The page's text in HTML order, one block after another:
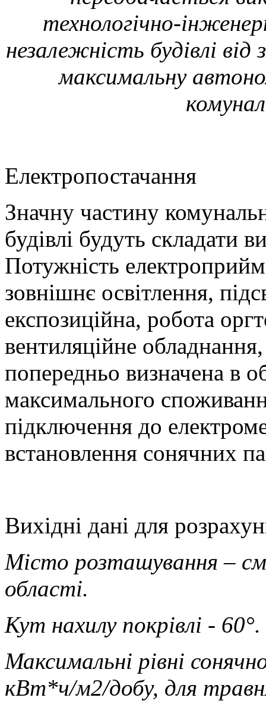
технологічно-
незалежність будівлі від
максимальну
Електропостачання
Значну частину
будівлі будуть складати
Потужність
зовнішнє освітлення,
експозиційна, робота
вентиляційне
попередньо визначена в
максимального
підключення до
встановлення сонячних
Вихідні дані для
Місто розташування –
області.
Кут нахилу покрівлі - 60°.
Максимальні рівні
кВт*ч/м2/добу, для